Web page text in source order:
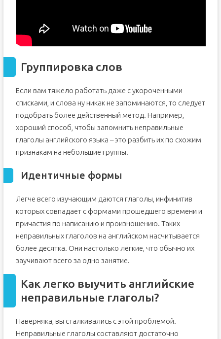
Группировка слов
Если вам тяжело работать даже с укороченными
списками, и слова ну никак не запоминаются, то следует
подобрать более действенный метод. Например,
хороший способ, чтобы запомнить неправильные
глаголы английского языка – это разбить их по схожим
признакам на небольшие группы.
Идентичные формы
Легче всего изучающим даются глаголы, инфинитив
которых совпадает с формами прошедшего времени и
причастия по написанию и произношению. Таких
неправильных глаголов на английском насчитывается
более десятка. Они настолько легкие, что обычно их
заучивают всего за одно занятие.
Как легко выучить английские
неправильные глаголы?
Наверняка, вы сталкивались с этой проблемой.
Неправильные глаголы составляют достаточно